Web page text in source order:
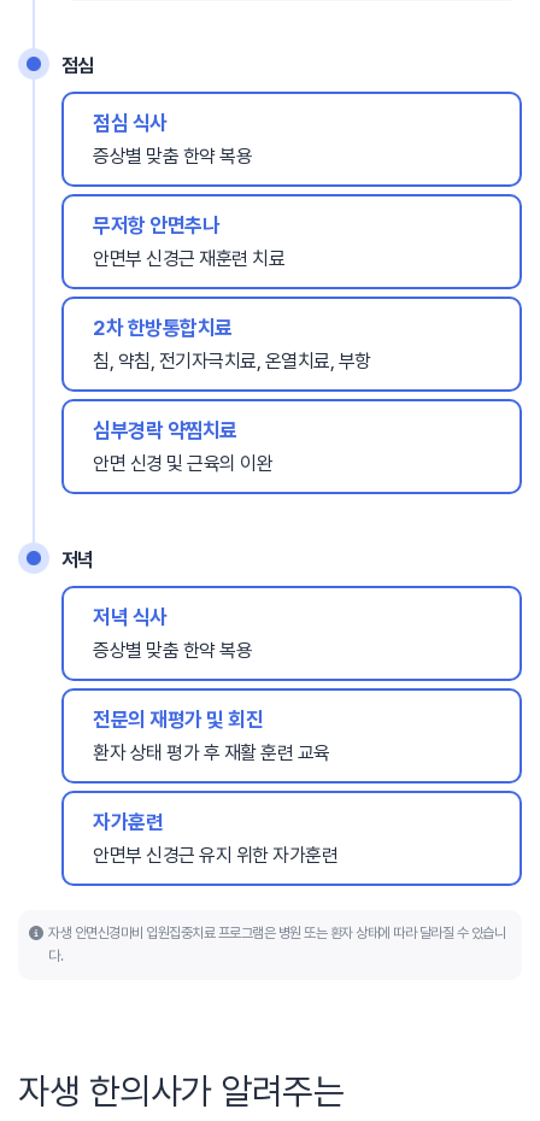
점심
점심 식사
증상별 맞춤 한약 복용
무저항 안면추나
안면부 신경근 재훈련 치료
2차 한방통합치료
침, 약침, 전기자극치료, 온열치료, 부항
심부경락 약찜치료
안면 신경 및 근육의 이완
저녁
저녁 식사
증상별 맞춤 한약 복용
전문의 재평가 및 회진
환자 상태 평가 후 재활 훈련 교육
자가훈련
안면부 신경근 유지 위한 자가훈련
자생 안면신경마비 입원집중치료 프로그램은 병원 또는 환자 상태에 따라 달라질 수 있습니
다.
자생 한의사가 알려주는